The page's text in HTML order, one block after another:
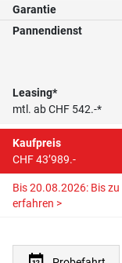
Garantie
Pannendienst
Leasing*
mtl. ab CHF 542.-*
Kaufpreis
CHF 43’989.-
Bis 20.08.2026: Bis
erfahren >